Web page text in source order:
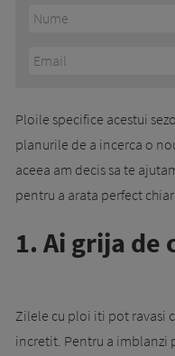
Ploile specifice acestui
planurile de a incerca o
aceea am decis sa te
pentru a arata perfect
1. Ai grija
Zilele cu ploi iti pot ravasi
incretit. Pentru a imblanzi